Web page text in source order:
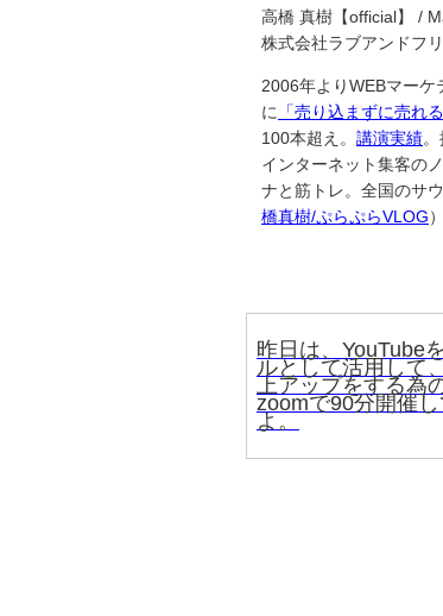
高橋 真樹【official】 /
株式会社ラブアンドフ
2006年よりWEBマー
に
「売り込まずに売れ
100本超え。 講演実績
インターネット集客の
ナと筋トレ。全国のサ
橋真樹/ぷらぷらVLOG
昨日は、YouTube
ルとして活用して
上アップをする為
zoomで90分開催
よ。